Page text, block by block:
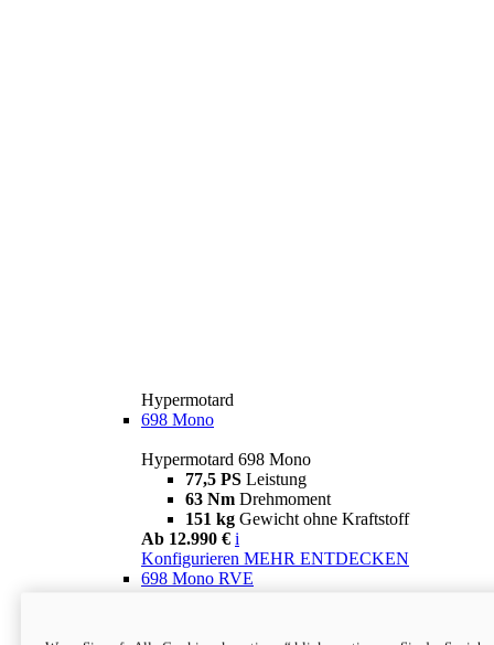
Hypermotard
698 Mono
Hypermotard 698 Mono
77,5 PS Leistung
63 Nm Drehmoment
151 kg Gewicht ohne Kraftstoff
Ab 12.990 € i
Konfigurieren MEHR ENTDECKEN
698 Mono RVE
77,5 PS
Leistung